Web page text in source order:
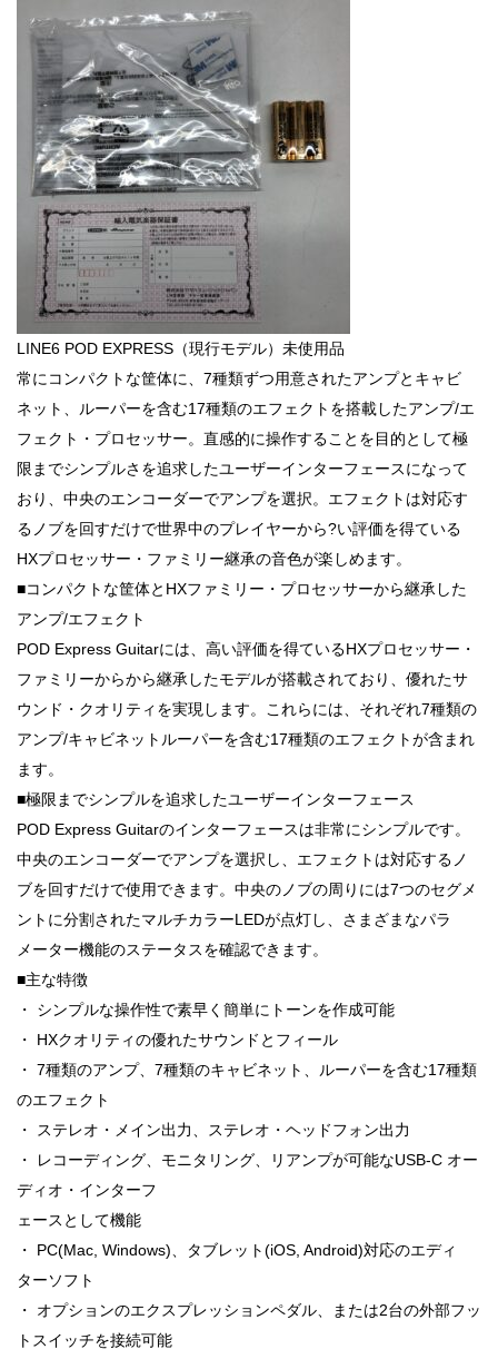
LINE6 POD EXPRESS（現行モデル）未使用品
常にコンパクトな筐体に、7種類ずつ用意されたアンプとキャビ
ネット、ルーパーを含む17種類のエフェクトを搭載したアンプ/エ
フェクト・プロセッサー。直感的に操作することを目的として極
限までシンプルさを追求したユーザーインターフェースになって
おり、中央のエンコーダーでアンプを選択。エフェクトは対応す
るノブを回すだけで世界中のプレイヤーから?い評価を得ている
HXプロセッサー・ファミリー継承の音色が楽しめます。
■コンパクトな筐体とHXファミリー・プロセッサーから継承した
アンプ/エフェクト
POD Express Guitarには、高い評価を得ているHXプロセッサー・
ファミリーからから継承したモデルが搭載されており、優れたサ
ウンド・クオリティを実現します。これらには、それぞれ7種類の
アンプ/キャビネットルーパーを含む17種類のエフェクトが含まれ
ます。
■極限までシンプルを追求したユーザーインターフェース
POD Express Guitarのインターフェースは非常にシンプルです。
中央のエンコーダーでアンプを選択し、エフェクトは対応するノ
ブを回すだけで使用できます。中央のノブの周りには7つのセグメ
ントに分割されたマルチカラーLEDが点灯し、さまざまなパラ
メーター機能のステータスを確認できます。
■主な特徴
・ シンプルな操作性で素早く簡単にトーンを作成可能
・ HXクオリティの優れたサウンドとフィール
・ 7種類のアンプ、7種類のキャビネット、ルーパーを含む17種類
のエフェクト
・ ステレオ・メイン出力、ステレオ・ヘッドフォン出力
・ レコーディング、モニタリング、リアンプが可能なUSB-C オー
ディオ・インターフ
ェースとして機能
・ PC(Mac, Windows)、タブレット(iOS, Android)対応のエディ
ターソフト
・ オプションのエクスプレッションペダル、または2台の外部フッ
トスイッチを接続可能